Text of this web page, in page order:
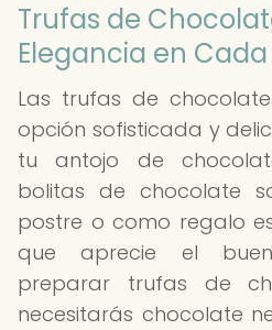
Trufas de
Elegancia en
Las trufas de
opción sofisticada y
tu antojo de
bolitas de chocolate
postre o como regalo
que aprecie el
preparar trufas de
necesitarás chocolate